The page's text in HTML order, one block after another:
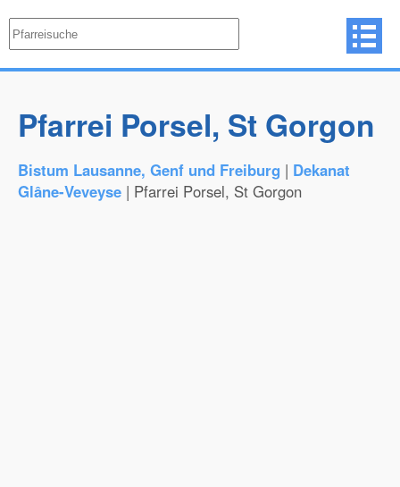
Pfarrei Porsel, St Gorgon
Bistum Lausanne, Genf und Freiburg | Dekanat
Glâne-Veveyse | Pfarrei Porsel, St Gorgon